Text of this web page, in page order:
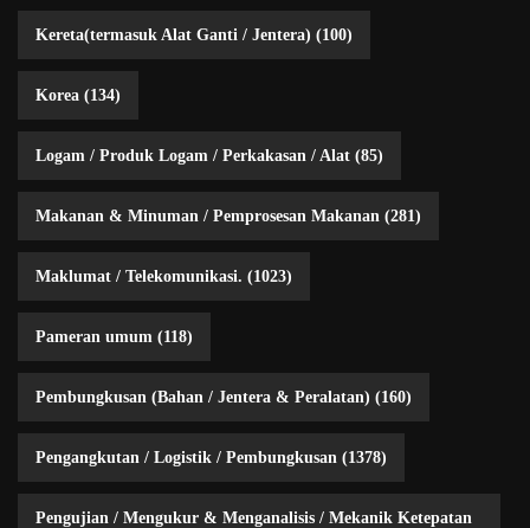
Kereta(termasuk Alat Ganti / Jentera) (100)
Korea (134)
Logam / Produk Logam / Perkakasan / Alat (85)
Makanan & Minuman / Pemprosesan Makanan (281)
Maklumat / Telekomunikasi. (1023)
Pameran umum (118)
Pembungkusan (Bahan / Jentera & Peralatan) (160)
Pengangkutan / Logistik / Pembungkusan (1378)
Pengujian / Mengukur & Menganalisis / Mekanik Ketepatan